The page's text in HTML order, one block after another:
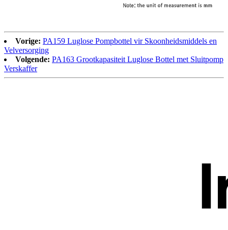
Vorige: PA159 Luglose Pompbottel vir Skoonheidsmiddels en
Velversorging
Volgende: PA163 Grootkapasiteit Luglose Bottel met Sluitpomp
Verskaffer